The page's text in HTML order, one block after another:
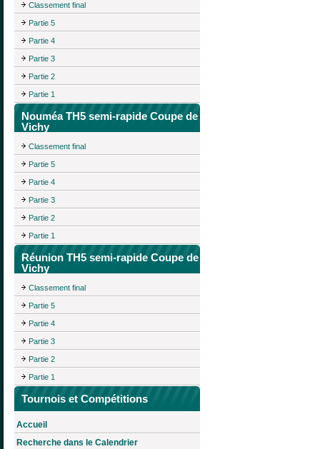
Classement final
Partie 5
Partie 4
Partie 3
Partie 2
Partie 1
Nouméa TH5 semi-rapide Coupe de
Vichy
Classement final
Partie 5
Partie 4
Partie 3
Partie 2
Partie 1
Réunion TH5 semi-rapide Coupe de
Vichy
Classement final
Partie 5
Partie 4
Partie 3
Partie 2
Partie 1
Tournois et Compétitions
Accueil
Recherche dans le Calendrier